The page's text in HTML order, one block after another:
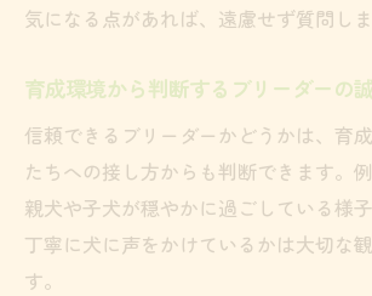
気になる点があれば、遠慮せず質問しま
育成環境から判断するブリーダーの
信頼できるブリーダーかどうかは、育
たちへの接し方からも判断できます。
親犬や子犬が穏やかに過ごしている様
丁寧に犬に声をかけているかは大切な
す。